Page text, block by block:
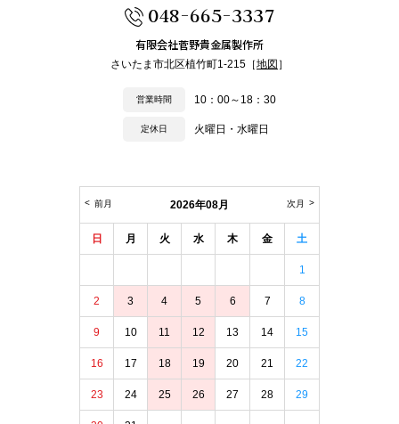
048-665-3337
有限会社菅野貴金属製作所
さいたま市北区植竹町1-215［地図 ］
営業時間 10：00～18：30
定休日 火曜日・水曜日
2026年08月
前月 次月
日 月 火 水 木 金 土
1
2 3 4 5 6 7 8
9 10 11 12 13 14 15
16 17 18 19 20 21 22
23 24 25 26 27 28 29